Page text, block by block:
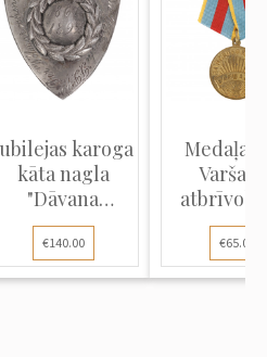
karoga
kāta nagla
"Dāvana
Volmāras...
€140.00
Medaļa
€65.00